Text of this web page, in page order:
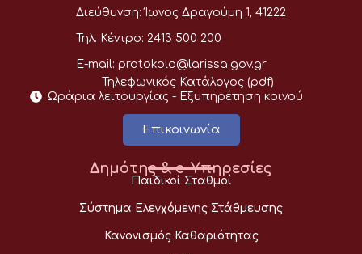
Διεύθυνση: Ίωνος Δραγούμη 1, 41222
Τηλ. Κέντρο: 2413 500 200
E-mail: protokolo@larissa.gov.gr
Τηλεφωνικός Κατάλογος (pdf)
Ωράρια λειτουργίας - Eξυπηρέτηση κοινού
Επικοινωνία
Δημότης & e-Υπηρεσίες
Παιδικοί Σταθμοί
Σύστημα Ελεγχόμενης Στάθμευσης
Κανονισμός Καθαριότητας